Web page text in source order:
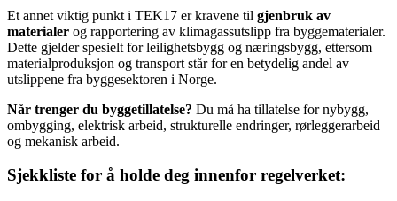
Et annet viktig punkt i TEK17 er kravene til gjenbruk av
materialer og rapportering av klimagassutslipp fra byggematerialer.
Dette gjelder spesielt for leilighetsbygg og næringsbygg, ettersom
materialproduksjon og transport står for en betydelig andel av
utslippene fra byggesektoren i Norge.
Når trenger du byggetillatelse? Du må ha tillatelse for nybygg,
ombygging, elektrisk arbeid, strukturelle endringer, rørleggerarbeid
og mekanisk arbeid.
Sjekkliste for å holde deg innenfor regelverket: